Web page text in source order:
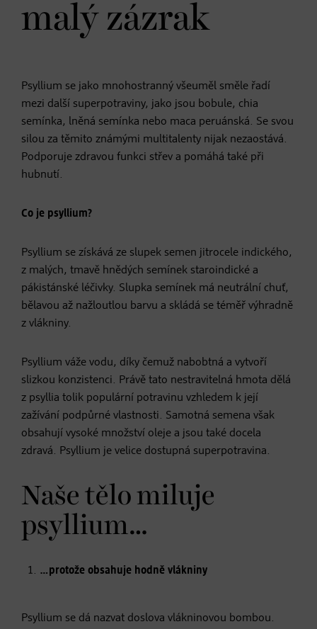
malý zázrak
Psyllium se jako mnohostranný všeuměl směle řadí
mezi další superpotraviny, jako jsou bobule, chia
semínka, lněná semínka nebo maca peruánská. Se svou
silou za těmito známými multitalenty nijak nezaostává.
Podporuje zdravou funkci střev a pomáhá také při
hubnutí.
Co je psyllium?
Psyllium se získává ze slupek semen jitrocele indického,
z malých, tmavě hnědých semínek staroindické a
pákistánské léčivky. Slupka semínek má neutrální chuť,
bělavou až nažloutlou barvu a skládá se téměř výhradně
z vlákniny.
Psyllium váže vodu, díky čemuž nabobtná a vytvoří
slizkou konzistenci. Právě tato nestravitelná hmota dělá
z psyllia tolik populární potravinu vzhledem k její
zažívání podpůrné vlastnosti. Samotná semena však
obsahují vysoké množství oleje a jsou také docela
zdravá. Psyllium je velice dostupná superpotravina.
Naše tělo miluje
psyllium…
…protože obsahuje hodně vlákniny
Psyllium se dá nazvat doslova vlákninovou bombou.